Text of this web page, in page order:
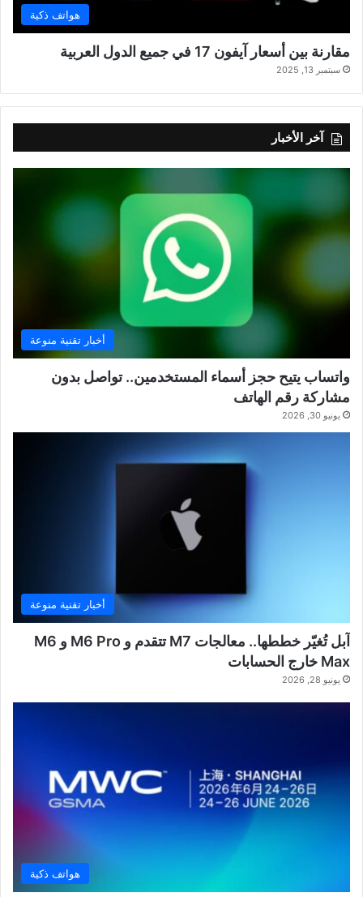
هواتف ذكية
مقارنة بين أسعار آيفون 17 في جميع الدول العربية
سبتمبر 13, 2025
آخر الأخبار
أخبار تقنية منوعة
واتساب يتيح حجز أسماء المستخدمين.. تواصل بدون
مشاركة رقم الهاتف
يونيو 30, 2026
أخبار تقنية منوعة
آبل تُغيّر خططها.. معالجات M7 تتقدم و M6 Pro و M6
Max خارج الحسابات
يونيو 28, 2026
هواتف ذكية